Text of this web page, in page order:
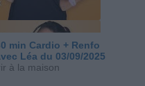
min Cardio + Renfo
Léa du 03/09/2025
à la maison